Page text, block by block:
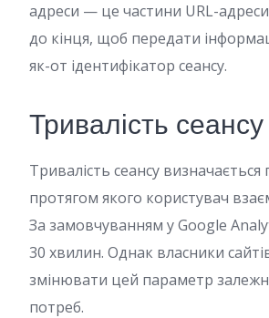
адреси — це частини URL-
до кінця, щоб передати
як-от ідентифікатор сеансу.
Тривалість сеансу
Тривалість сеансу визначається
протягом якого користувач
За замовчуванням у Google
30 хвилин. Однак власники
змінювати цей параметр
потреб.